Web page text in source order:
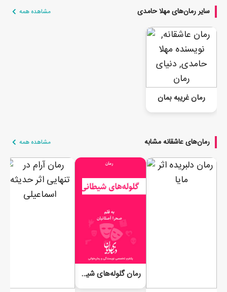
سایر رمان‌های مهلا حامدی مشاهده همه
رمان غریبه بمان
رمان‌های عاشقانه مشابه مشاهده همه
رمان گلوله‌های شیطانی